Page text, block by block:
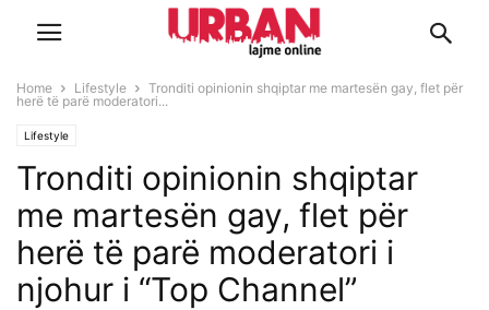
Home Lifestyle
Tronditi opinionin shqiptar me martesën gay, flet për
herë të parë moderatori...
Lifestyle
Tronditi opinionin shqiptar
me martesën gay, flet për
herë të parë moderatori i
njohur i “Top Channel”